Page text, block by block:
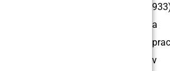
a
v